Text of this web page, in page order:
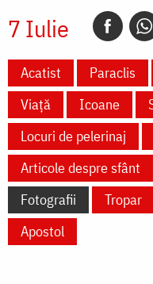
7 Iulie
Acatist Paraclis
Viață
Icoane
Locuri de pelerinaj
Articole despre sfânt
Fotografii
Tropar
Apostol